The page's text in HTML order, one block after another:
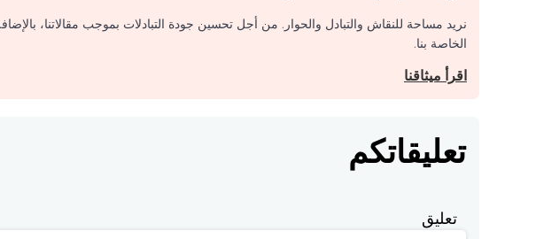
نريد مساحة للنقاش والتبادل والحوار. من أجل تحسين جودة التبادلات بموجب مقالاتنا،
الخاصة بنا.
اقرأ ميثاقنا
تعليقاتكم
تعليق